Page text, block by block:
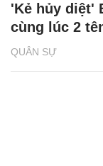
QUÂN SỰ
'Kẻ hủy diệt'
cùng lúc 2